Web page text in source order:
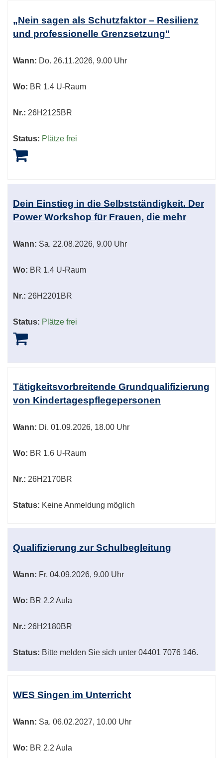
„Nein sagen als Schutzfaktor – Resilienz
und professionelle Grenzsetzung"
Wann: Do. 26.11.2026, 9.00 Uhr
Wo: BR 1.4 U-Raum
Nr.: 26H2125BR
Status: Plätze frei
Dein Einstieg in die Selbstständigkeit. Der
Power Workshop für Frauen, die mehr
Wann: Sa. 22.08.2026, 9.00 Uhr
Wo: BR 1.4 U-Raum
Nr.: 26H2201BR
Status: Plätze frei
Tätigkeitsvorbreitende Grundqualifizierung
von Kindertagespflegepersonen
Wann: Di. 01.09.2026, 18.00 Uhr
Wo: BR 1.6 U-Raum
Nr.: 26H2170BR
Status: Keine Anmeldung möglich
Qualifizierung zur Schulbegleitung
Wann: Fr. 04.09.2026, 9.00 Uhr
Wo: BR 2.2 Aula
Nr.: 26H2180BR
Status: Bitte melden Sie sich unter 04401 7076 146.
WES Singen im Unterricht
Wann: Sa. 06.02.2027, 10.00 Uhr
Wo: BR 2.2 Aula